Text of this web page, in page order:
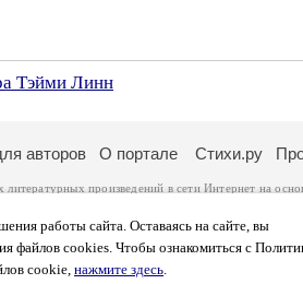
Тэйми Линн
работы сайта. Оставаясь на сайте, вы
файлов cookies. Чтобы ознакомиться с
cookie, нажмите здесь.
авторов О портале Стихи.ру
произведений в сети Интернет на
возможна только с согласия его автора,
основании
законодательства
можете посмотреть более подробнуюинформацию о
общей сумме просматривают более двух
просмотров и количество посетителей.